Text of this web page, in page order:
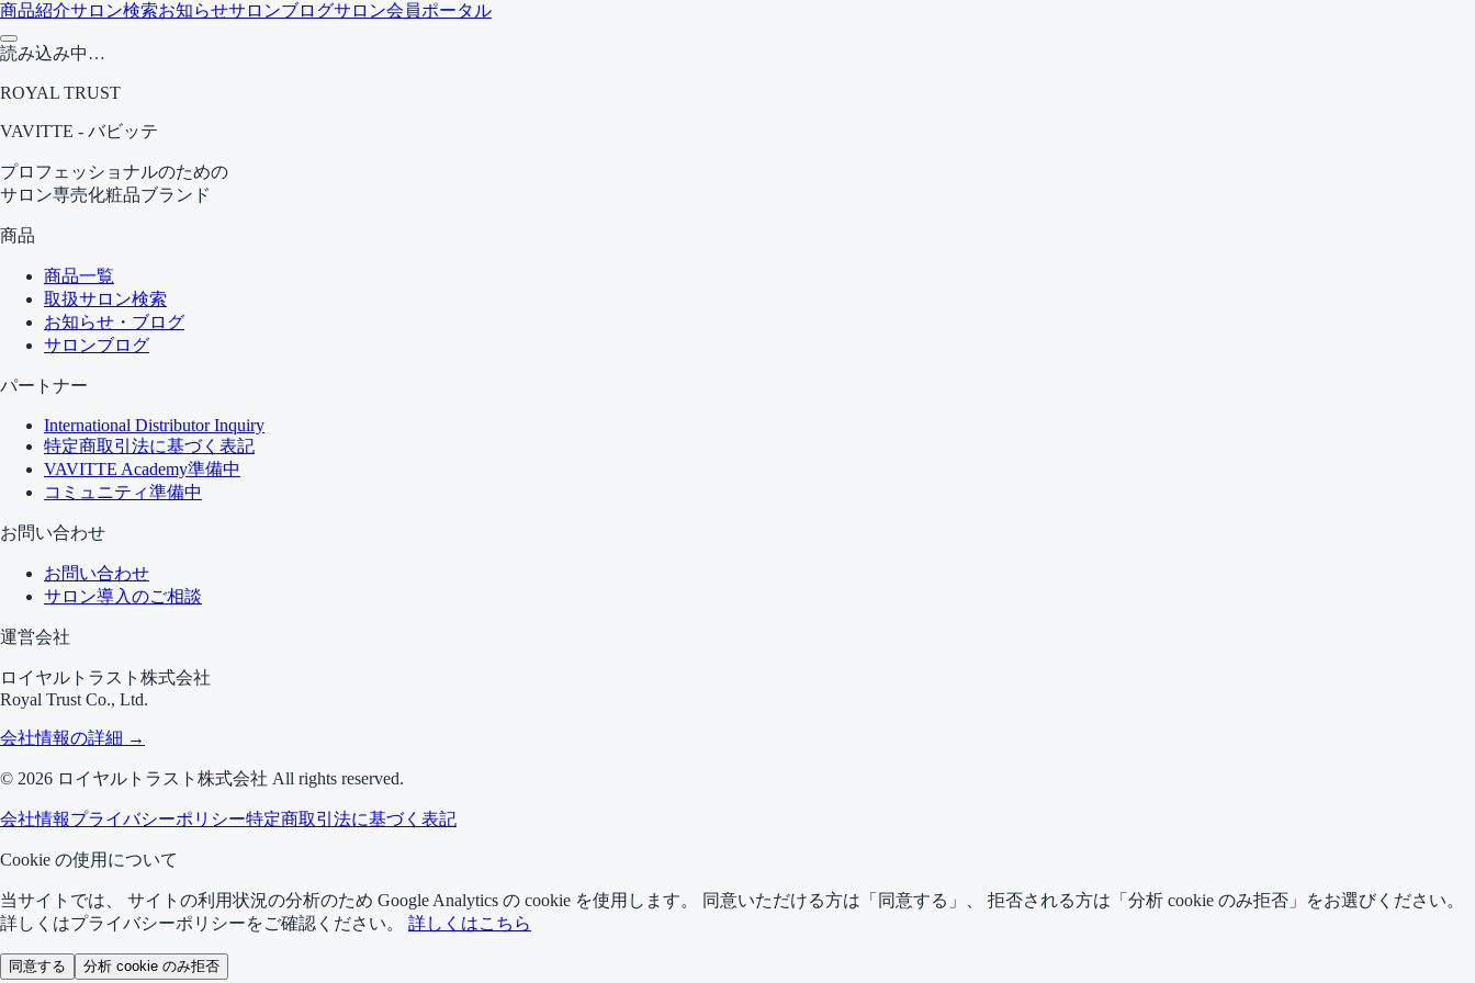
商品紹介サロン検索お知らせサロンブログサロン会員ポータル
読み込み中…
ROYAL TRUST
VAVITTE - バビッテ
プロフェッショナルのための
サロン専売化粧品ブランド
商品
商品一覧
取扱サロン検索
お知らせ・ブログ
サロンブログ
パートナー
International Distributor Inquiry
特定商取引法に基づく表記
VAVITTE Academy準備中
コミュニティ準備中
お問い合わせ
お問い合わせ
サロン導入のご相談
運営会社
ロイヤルトラスト株式会社
Royal Trust Co., Ltd.
会社情報の詳細 →
© 2026 ロイヤルトラスト株式会社 All rights reserved.
会社情報プライバシーポリシー特定商取引法に基づく表記
Cookie の使用について
当サイトでは、 サイトの利用状況の分析のため Google Analytics の cookie を使用します。 同意いただける方は「同意する」、 拒否される方は「分析 cookie のみ拒否」をお選びください。
詳しくはプライバシーポリシーをご確認ください。
詳しくはこちら
同意する 分析 cookie のみ拒否